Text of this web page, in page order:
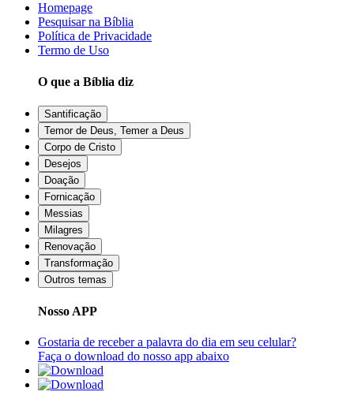
Homepage
Pesquisar na Bíblia
Política de Privacidade
Termo de Uso
O que a Bíblia diz
Santificação
Temor de Deus, Temer a Deus
Corpo de Cristo
Desejos
Doação
Fornicação
Messias
Milagres
Renovação
Transformação
Outros temas
Nosso APP
Gostaria de receber a palavra do dia em seu celular?
Faça o download do nosso app abaixo